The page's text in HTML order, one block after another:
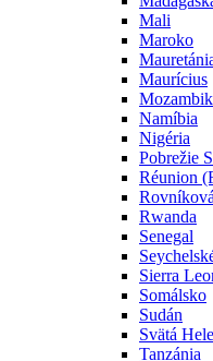
Mali
Maroko
Maurícius
Mozambik
Namíbia
Nigéria
Pobrežie
Réunion
Rwanda
Senegal
Sierra
Somálsko
Sudán
Svätá
Tanzánia